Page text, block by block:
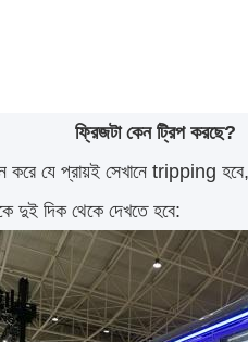
ফ্রিজটা কেন ট্রিপ করছে?
করে যে প্রায়ই সেখানে tripping
দুই দিক থেকে দেখতে হবে: